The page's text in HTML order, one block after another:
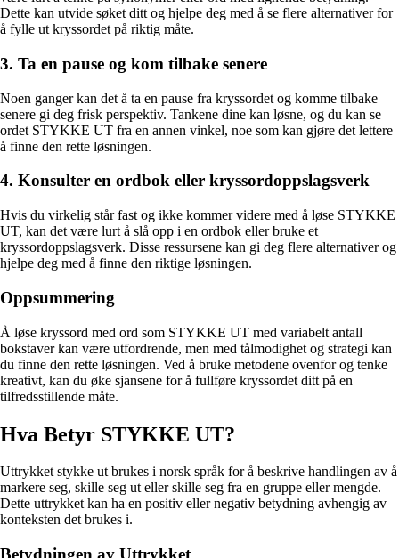
Dette kan utvide søket ditt og hjelpe deg med å se flere alternativer for
å fylle ut kryssordet på riktig måte.
3. Ta en pause og kom tilbake senere
Noen ganger kan det å ta en pause fra kryssordet og komme tilbake
senere gi deg frisk perspektiv. Tankene dine kan løsne, og du kan se
ordet STYKKE UT fra en annen vinkel, noe som kan gjøre det lettere
å finne den rette løsningen.
4. Konsulter en ordbok eller kryssordoppslagsverk
Hvis du virkelig står fast og ikke kommer videre med å løse STYKKE
UT, kan det være lurt å slå opp i en ordbok eller bruke et
kryssordoppslagsverk. Disse ressursene kan gi deg flere alternativer og
hjelpe deg med å finne den riktige løsningen.
Oppsummering
Å løse kryssord med ord som STYKKE UT med variabelt antall
bokstaver kan være utfordrende, men med tålmodighet og strategi kan
du finne den rette løsningen. Ved å bruke metodene ovenfor og tenke
kreativt, kan du øke sjansene for å fullføre kryssordet ditt på en
tilfredsstillende måte.
Hva Betyr STYKKE UT?
Uttrykket stykke ut brukes i norsk språk for å beskrive handlingen av å
markere seg, skille seg ut eller skille seg fra en gruppe eller mengde.
Dette uttrykket kan ha en positiv eller negativ betydning avhengig av
konteksten det brukes i.
Betydningen av Uttrykket